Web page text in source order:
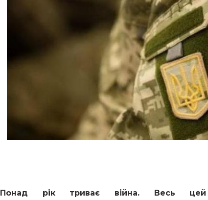
Понад рік триває війна. Весь